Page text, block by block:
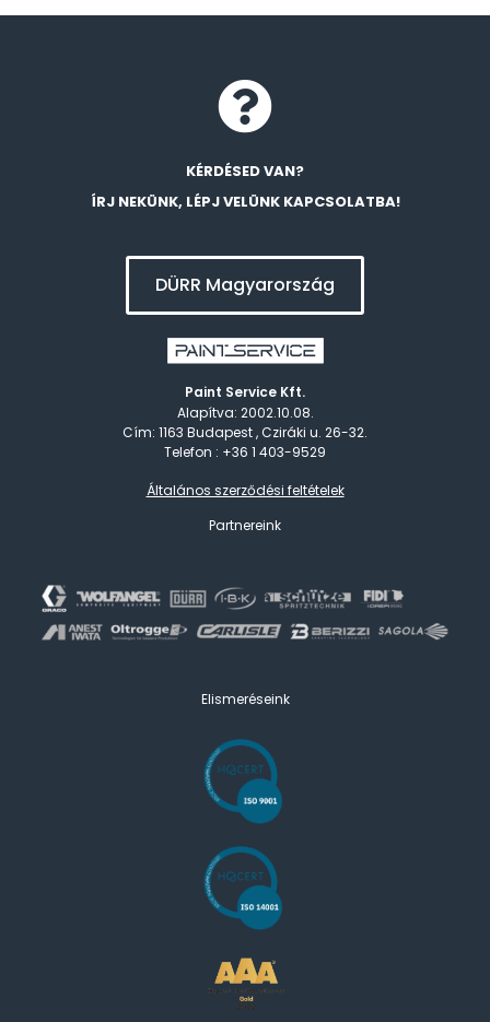
KÉRDÉSED VAN?
ÍRJ NEKÜNK, LÉPJ VELÜNK KAPCSOLATBA!
DÜRR Magyarország
Paint Service Kft.
Alapítva: 2002.10.08.
Cím: 1163 Budapest , Cziráki u. 26-32.
Telefon : +36 1 403-9529
Általános szerződési feltételek
Partnereink
Elismeréseink